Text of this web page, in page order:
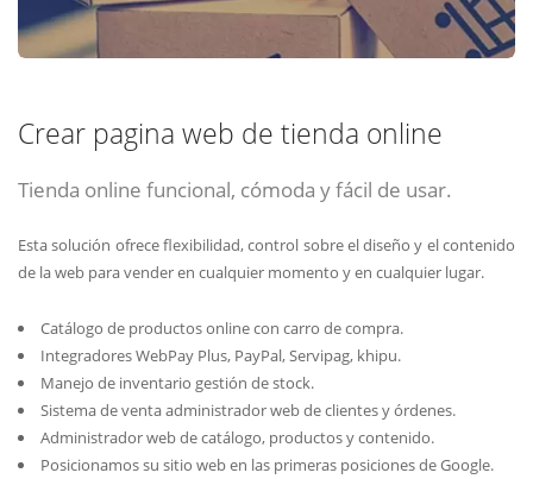
Crear pagina web de tienda online
Tienda online funcional, cómoda y fácil de usar.
Esta solución ofrece flexibilidad, control sobre el diseño y el contenido
de la web para vender en cualquier momento y en cualquier lugar.
Catálogo de productos online con carro de compra.
Integradores WebPay Plus, PayPal, Servipag, khipu.
Manejo de inventario gestión de stock.
Sistema de venta administrador web de clientes y órdenes.
Administrador web de catálogo, productos y contenido.
Posicionamos su sitio web en las primeras posiciones de Google.